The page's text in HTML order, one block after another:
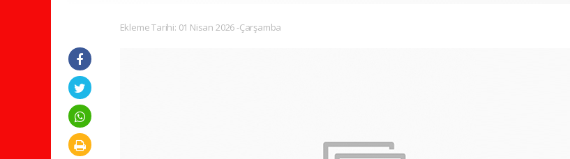
Ekleme Tarihi: 01 Nisan 2026 -Çarşamba